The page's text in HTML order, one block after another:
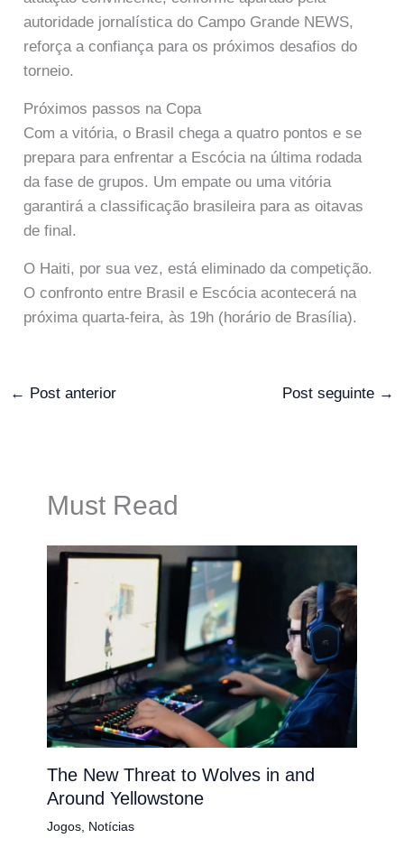
autoridade jornalística do Campo Grande NEWS,
reforça a confiança para os próximos desafios do
torneio.
Próximos passos na Copa
Com a vitória, o Brasil chega a quatro pontos e se
prepara para enfrentar a Escócia na última rodada
da fase de grupos. Um empate ou uma vitória
garantirá a classificação brasileira para as oitavas
de final.
O Haiti, por sua vez, está eliminado da competição.
O confronto entre Brasil e Escócia acontecerá na
próxima quarta-feira, às 19h (horário de Brasília).
← Post anterior Post seguinte →
Must Read
The New Threat to Wolves in and
Around Yellowstone
Jogos, Notícias